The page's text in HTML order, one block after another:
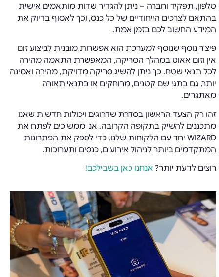
טלפון, תפקיד וחברה – ניתן להגדיר שדות מותאמים אישית
בהתאם לצרכים הייחודיים של כל כנס, וכך לאסוף בדיוק את
המידע החשוב לכם בזמן אמת.
פיצ'ר נוסף שנוסף למערכת הוא אפשרות מובנית לביצוע זום
אין וזום אאוט במהלך הסריקה, המאפשרת התאמה מהירה
לכל תנאי שטח. כך ניתן להשיג סריקה מדויקת, מהירה ואמינה
יותר, גם בתגי שם קטנים, מרוחקים או בתנאי תאורה
מאתגרים.
זהו רק הצעד הראשון בסדרת שדרוגים ויכולות חדשות שאנו
מתכננים להשיק בתקופה הקרובה. אנו ממשיכים לפתח את
WIZARD יחד עם הלקוחות שלנו, כדי לספק את הפתרונות
המתקדמים ביותר לניהול אירועים, כנסים ותערוכות.
רוצים לדעת יותר? אנחנו כאן בשבילכם!